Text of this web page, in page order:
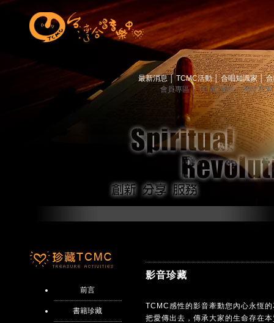
最新消息 TCMC活動│ 合唱知識家│
會員專區│ TCMC會訊│ 關於
前言
書籍珍藏
影音珍藏
TCMC感性的影音牽動您內心永恆
把愛傳出去，傳承大家的生命存在